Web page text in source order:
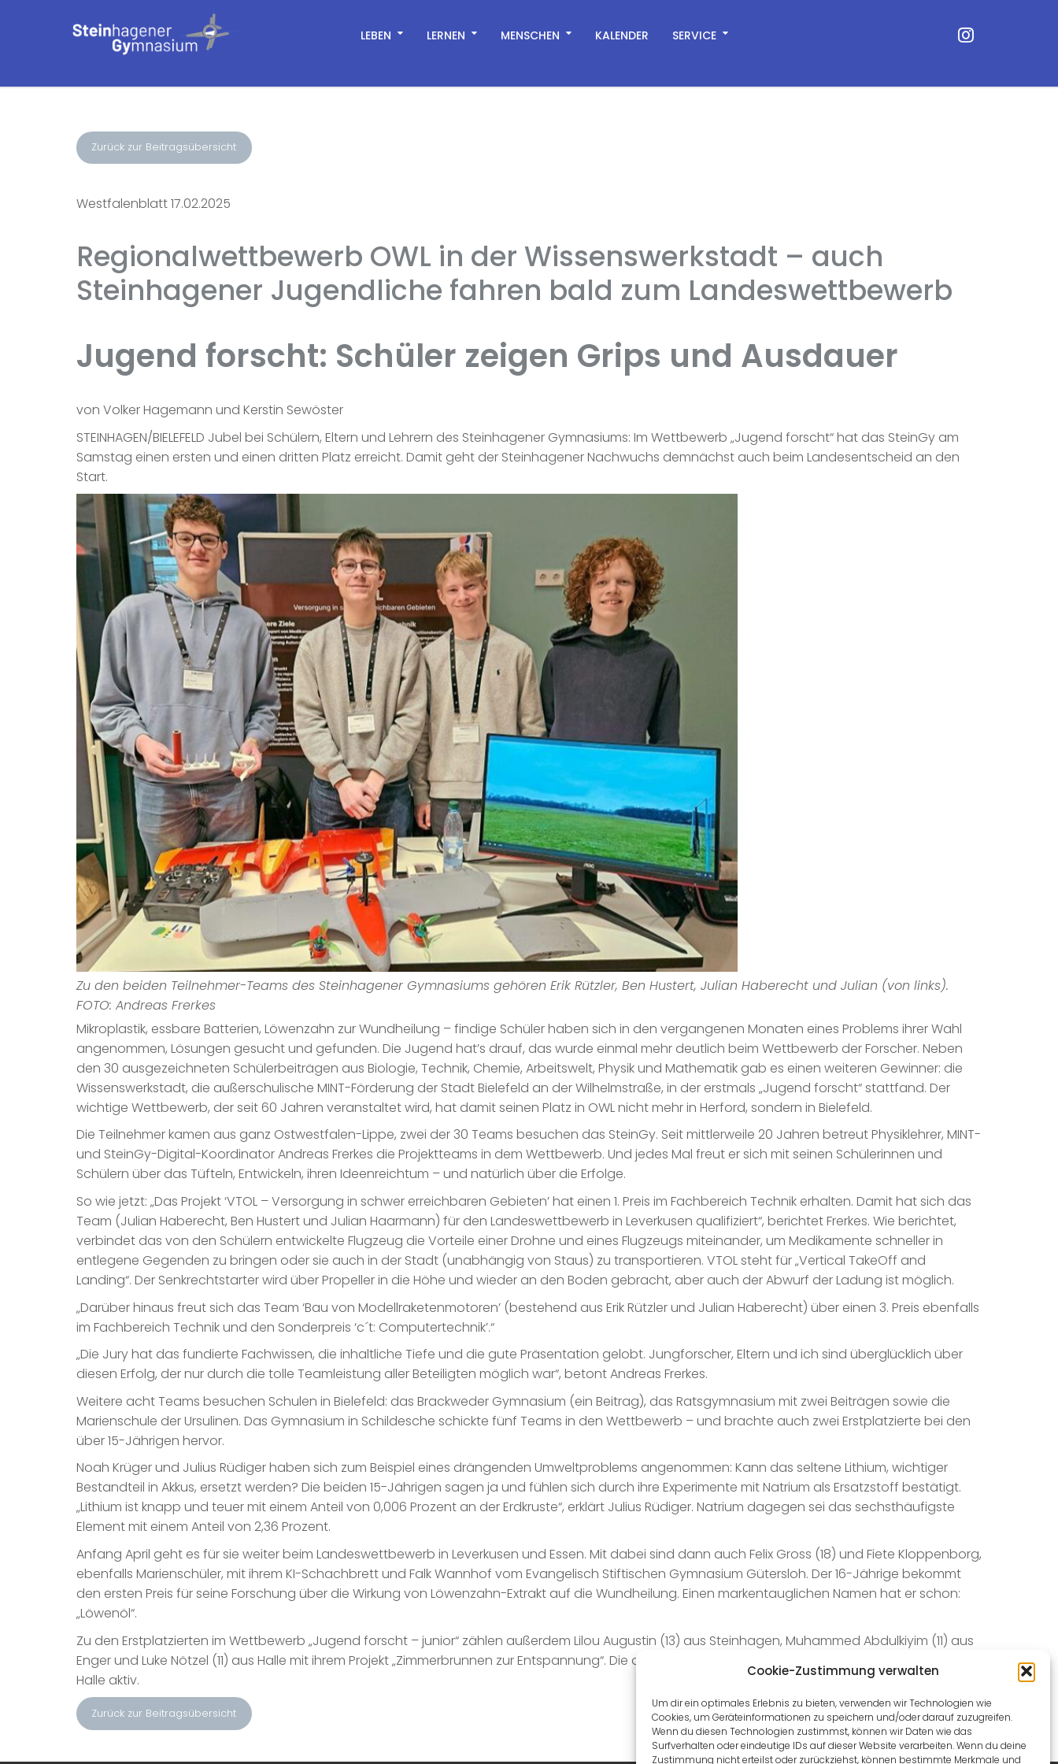
Cookie-Zustimmung verwalten
Um dir ein optimales Erlebnis zu bieten, verwenden wir Technologien wie
Cookies, um Geräteinformationen zu speichern und/oder darauf zuzugreifen.
Wenn du diesen Technologien zustimmst, können wir Daten wie das
Surfverhalten oder eindeutige IDs auf dieser Website verarbeiten. Wenn du deine
Zustimmung nicht erteilst oder zurückziehst, können bestimmte Merkmale und
LEBEN LERNEN MENSCHEN KALENDER SERVICE
Zurück zur Beitragsübersicht
Westfalenblatt 17.02.2025
Regionalwettbewerb OWL in der Wissenswerkstadt – auch
Steinhagener Jugendliche fahren bald zum Landeswettbewerb
Jugend forscht: Schüler zeigen Grips und Ausdauer
von Volker Hagemann und Kerstin Sewöster
STEINHAGEN/BIELEFELD Jubel bei Schülern, Eltern und Lehrern des Steinhagener Gymnasiums: Im Wettbewerb „Jugend forscht“ hat das SteinGy am
Samstag einen ersten und einen dritten Platz erreicht. Damit geht der Steinhagener Nachwuchs demnächst auch beim Landesentscheid an den
Start.
Zu den beiden Teilnehmer-Teams des Steinhagener Gymnasiums gehören Erik Rützler, Ben Hustert, Julian Haberecht und Julian (von links).
FOTO: Andreas Frerkes
Mikroplastik, essbare Batterien, Löwenzahn zur Wundheilung – findige Schüler haben sich in den vergangenen Monaten eines Problems ihrer Wahl
angenommen, Lösungen gesucht und gefunden. Die Jugend hat’s drauf, das wurde einmal mehr deutlich beim Wettbewerb der Forscher. Neben
den 30 ausgezeichneten Schülerbeiträgen aus Biologie, Technik, Chemie, Arbeitswelt, Physik und Mathematik gab es einen weiteren Gewinner: die
Wissenswerkstadt, die außerschulische MINT-Förderung der Stadt Bielefeld an der Wilhelmstraße, in der erstmals „Jugend forscht“ stattfand. Der
wichtige Wettbewerb, der seit 60 Jahren veranstaltet wird, hat damit seinen Platz in OWL nicht mehr in Herford, sondern in Bielefeld.
Die Teilnehmer kamen aus ganz Ostwestfalen-Lippe, zwei der 30 Teams besuchen das SteinGy. Seit mittlerweile 20 Jahren betreut Physiklehrer, MINT-
und SteinGy-Digital-Koordinator Andreas Frerkes die Projektteams in dem Wettbewerb. Und jedes Mal freut er sich mit seinen Schülerinnen und
Schülern über das Tüfteln, Entwickeln, ihren Ideenreichtum – und natürlich über die Erfolge.
So wie jetzt: „Das Projekt ‘VTOL – Versorgung in schwer erreichbaren Gebieten’ hat einen 1. Preis im Fachbereich Technik erhalten. Damit hat sich das
Team (Julian Haberecht, Ben Hustert und Julian Haarmann) für den Landeswettbewerb in Leverkusen qualifiziert“, berichtet Frerkes. Wie berichtet,
verbindet das von den Schülern entwickelte Flugzeug die Vorteile einer Drohne und eines Flugzeugs miteinander, um Medikamente schneller in
entlegene Gegenden zu bringen oder sie auch in der Stadt (unabhängig von Staus) zu transportieren. VTOL steht für „Vertical TakeOff and
Landing“. Der Senkrechtstarter wird über Propeller in die Höhe und wieder an den Boden gebracht, aber auch der Abwurf der Ladung ist möglich.
„Darüber hinaus freut sich das Team ‘Bau von Modellraketenmotoren’ (bestehend aus Erik Rützler und Julian Haberecht) über einen 3. Preis ebenfalls
im Fachbereich Technik und den Sonderpreis ‘c´t: Computertechnik’.“
„Die Jury hat das fundierte Fachwissen, die inhaltliche Tiefe und die gute Präsentation gelobt. Jungforscher, Eltern und ich sind überglücklich über
diesen Erfolg, der nur durch die tolle Teamleistung aller Beteiligten möglich war“, betont Andreas Frerkes.
Weitere acht Teams besuchen Schulen in Bielefeld: das Brackweder Gymnasium (ein Beitrag), das Ratsgymnasium mit zwei Beiträgen sowie die
Marienschule der Ursulinen. Das Gymnasium in Schildesche schickte fünf Teams in den Wettbewerb – und brachte auch zwei Erstplatzierte bei den
über 15-Jährigen hervor.
Noah Krüger und Julius Rüdiger haben sich zum Beispiel eines drängenden Umweltproblems angenommen: Kann das seltene Lithium, wichtiger
Bestandteil in Akkus, ersetzt werden? Die beiden 15-Jährigen sagen ja und fühlen sich durch ihre Experimente mit Natrium als Ersatzstoff bestätigt.
„Lithium ist knapp und teuer mit einem Anteil von 0,006 Prozent an der Erdkruste“, erklärt Julius Rüdiger. Natrium dagegen sei das sechsthäufigste
Element mit einem Anteil von 2,36 Prozent.
Anfang April geht es für sie weiter beim Landeswettbewerb in Leverkusen und Essen. Mit dabei sind dann auch Felix Gross (18) und Fiete Kloppenborg,
ebenfalls Marienschüler, mit ihrem KI-Schachbrett und Falk Wannhof vom Evangelisch Stiftischen Gymnasium Gütersloh. Der 16-Jährige bekommt
den ersten Preis für seine Forschung über die Wirkung von Löwenzahn-Extrakt auf die Wundheilung. Einen markentauglichen Namen hat er schon:
„Löwenöl“.
Zu den Erstplatzierten im Wettbewerb „Jugend forscht – junior“ zählen außerdem Lilou Augustin (13) aus Steinhagen, Muhammed Abdulkiyim (11) aus
Enger und Luke Nötzel (11) aus Halle mit ihrem Projekt „Zimmerbrunnen zur Entspannung“. Die drei Schüler sind in der Ravensberger Erfinderwerkstatt in
Halle aktiv.
Zurück zur Beitragsübersicht